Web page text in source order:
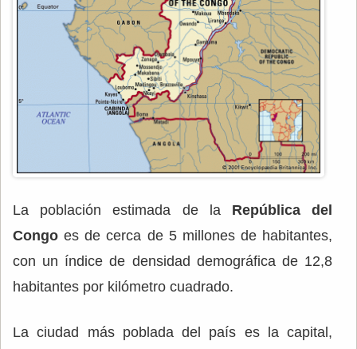
La población estimada de la República del
Congo es de cerca de 5 millones de habitantes,
con un índice de densidad demográfica de 12,8
habitantes por kilómetro cuadrado.
La ciudad más poblada del país es la capital,